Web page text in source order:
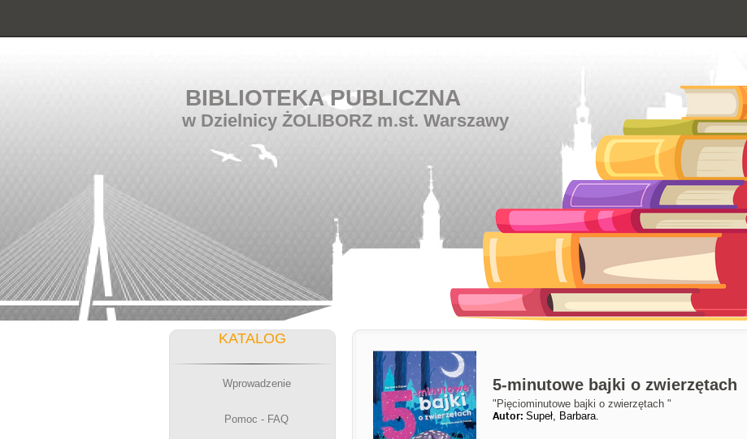
BIBLIOTEKA PUBLICZNA
w Dzielnicy ŻOLIBORZ m.st. Warszawy
KATALOG
Wprowadzenie
Pomoc - FAQ
5-minutowe bajki o zwierzętach
"Pięciominutowe bajki o zwierzętach "
Autor: Supeł, Barbara.